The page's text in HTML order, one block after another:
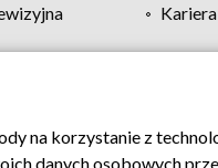
Polityka prywatności
na korzystanie z
danych osobowych